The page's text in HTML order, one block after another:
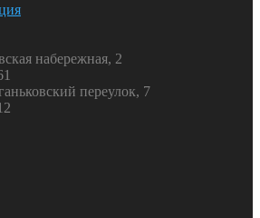
набережная, 2
переулок, 7